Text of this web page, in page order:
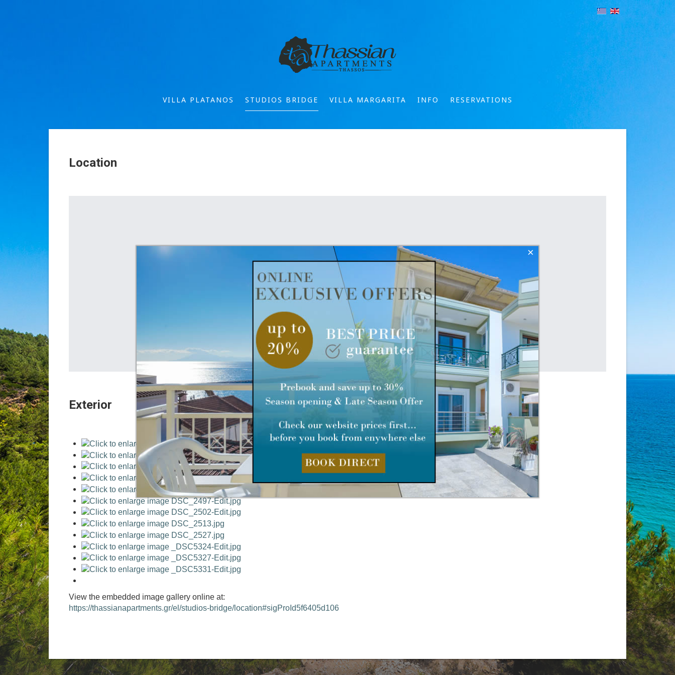
VILLA PLATANOS STUDIOS BRIDGE VILLA MARGARITA INFO RESERVATIONS
Location
Ωχ! Κάτι πήγε στραβά.
Αυτή η σελίδα δεν φόρτωσε σωστά τους Χάρτες Google. Ανατρέξτε στην κονσόλα JavaScript για τεχνικές λεπτομέρειες.
Exterior
View the embedded image gallery online at:
https://thassianapartments.gr/el/studios-bridge/location#sigProId5f6405d106
×